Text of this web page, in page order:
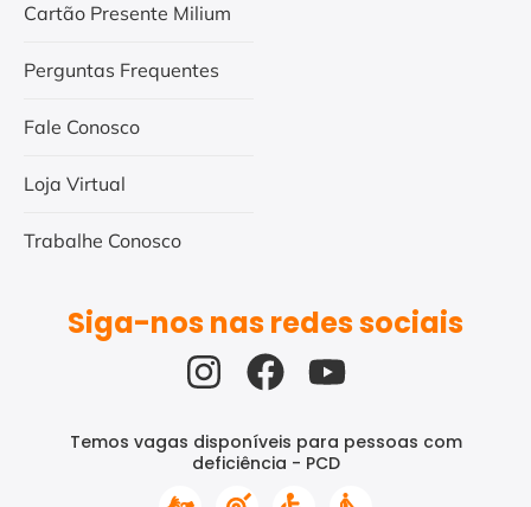
Cartão Presente Milium
Perguntas Frequentes
Fale Conosco
Loja Virtual
Trabalhe Conosco
Siga-nos nas redes sociais
Temos vagas disponíveis para pessoas com
deficiência - PCD